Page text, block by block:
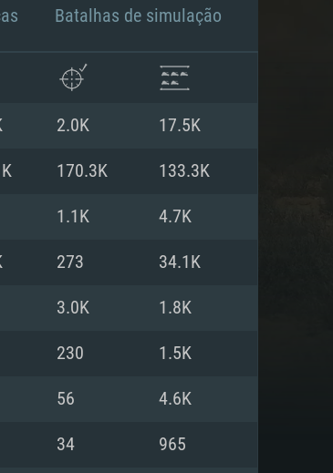
Batalhas de simulação
2.0K 17.5K
170.3K 133.3K
1.1K 4.7K
273 34.1K
3.0K 1.8K
230 1.5K
56 4.6K
34 965